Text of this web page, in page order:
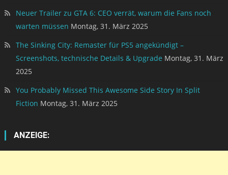
Neuer Trailer zu GTA 6: CEO verrät, warum die Fans noch
warten müssen Montag, 31. März 2025
The Sinking City: Remaster für PS5 angekündigt –
Screenshots, technische Details & Upgrade Montag, 31. März
2025
You Probably Missed This Awesome Side Story In Split
Fiction Montag, 31. März 2025
ANZEIGE: